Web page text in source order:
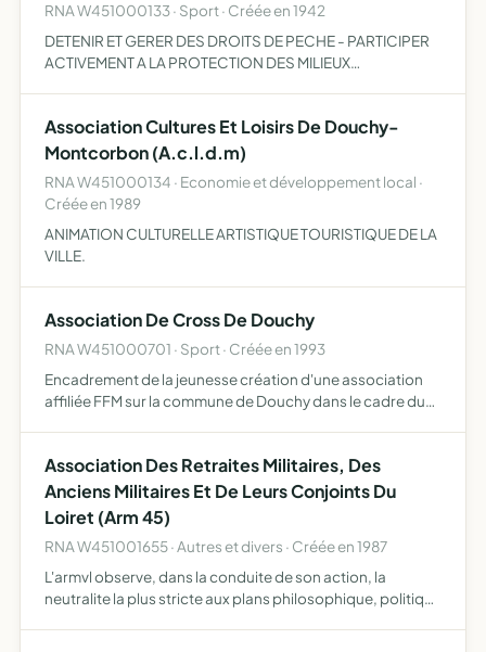
RNA W451000133 · Sport · Créée en 1942
DETENIR ET GERER DES DROITS DE PECHE - PARTICIPER
ACTIVEMENT A LA PROTECTION DES MILIEUX
VALEUR PISCICOLE - INTERVENTIONS DE MISE EN V…
Association Cultures Et Loisirs De Douchy-
Montcorbon (A.c.l.d.m)
RNA W451000134 · Economie et développement local ·
Créée en 1989
ANIMATION CULTURELLE ARTISTIQUE TOURISTIQUE DE LA
VILLE.
Association De Cross De Douchy
RNA W451000701 · Sport · Créée en 1993
Encadrement de la jeunesse création d'une association
affiliée FFM sur la commune de Douchy dans le cadre du
Association Des Retraites Militaires, Des
Anciens Militaires Et De Leurs Conjoints Du
Loiret (Arm 45)
RNA W451001655 · Autres et divers · Créée en 1987
L'armvl observe, dans la conduite de son action, la
neutralite la plus stricte aux plans philosophique, politique